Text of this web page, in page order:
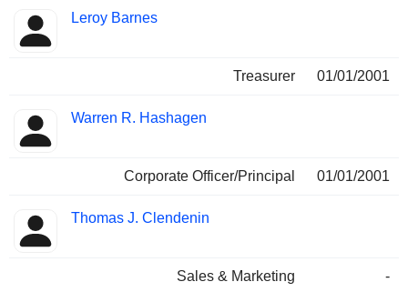
Leroy Barnes
Treasurer 01/01/2001
Warren R. Hashagen
Corporate Officer/Principal 01/01/2001
Thomas J. Clendenin
Sales & Marketing -